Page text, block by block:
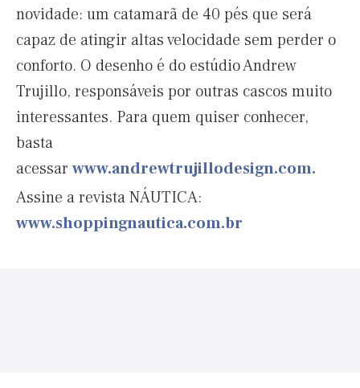
novidade: um catamarã de 40 pés que será
capaz de atingir altas velocidade sem perder o
conforto. O desenho é do estúdio Andrew
Trujillo, responsáveis por outras cascos muito
interessantes. Para quem quiser conhecer,
basta
acessar www.andrewtrujillodesign.com.
Assine a revista NÁUTICA:
www.shoppingnautica.com.br